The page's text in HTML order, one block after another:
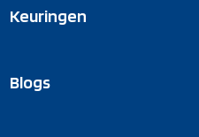
Keuringen
Blogs